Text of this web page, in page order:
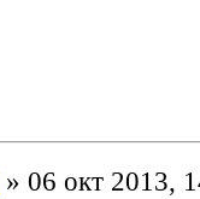
» 06 окт 2013,